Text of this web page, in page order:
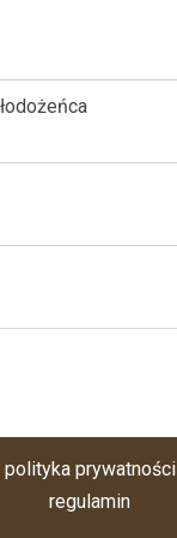
polityka prywatności
regulamin